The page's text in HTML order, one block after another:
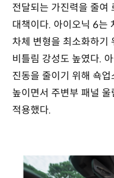
전달되는 가진력을 줄여
대책이다. 아이오닉 6는
차체 변형을 최소화하기
비틀림 강성도 높였다.
진동을 줄이기 위해 쇽
높이면서 주변부 패널
적용했다.